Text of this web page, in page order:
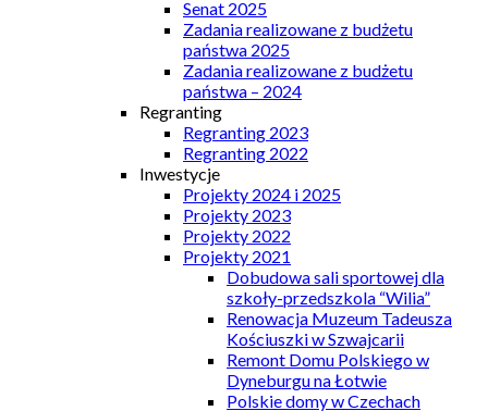
Senat 2025
Zadania realizowane z budżetu
państwa 2025
Zadania realizowane z budżetu
państwa – 2024
Regranting
Regranting 2023
Regranting 2022
Inwestycje
Projekty 2024 i 2025
Projekty 2023
Projekty 2022
Projekty 2021
Dobudowa sali sportowej dla
szkoły-przedszkola “Wilia”
Renowacja Muzeum Tadeusza
Kościuszki w Szwajcarii
Remont Domu Polskiego w
Dyneburgu na Łotwie
Polskie domy w Czechach